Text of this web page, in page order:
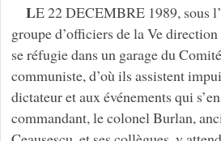
LE 22 DECEMBRE 1989, sous
groupe d’officiers de la Ve direction
se réfugie dans un garage du
communiste, d’où ils assistent
dictateur et aux événements qui
commandant, le colonel Burlan,